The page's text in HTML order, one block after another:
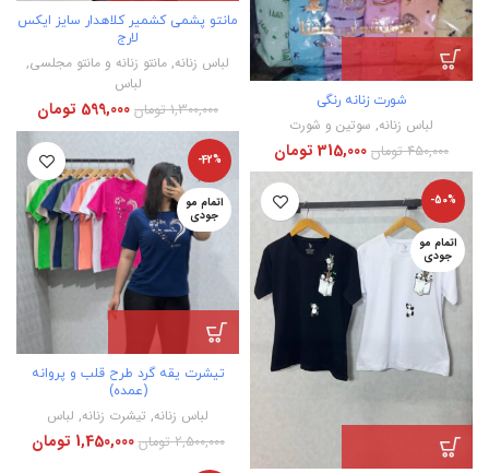
مانتو پشمی کشمیر کلاهدار سایز ایکس
لارج
لباس زنانه, مانتو زنانه و مانتو مجلسی,
لباس
1,300,000 تومان 599,000 تومان شورت زنانه رنگی
لباس زنانه, سوتین و شورت
450,000 تومان 315,000 تومان -42%
اتمام مو
جودی
تیشرت یقه گرد طرح قلب و پروانه
(عمده)
لباس زنانه, تیشرت زنانه, لباس
2,500,000 تومان 1,450,000 تومان
-50%
اتمام مو
جودی